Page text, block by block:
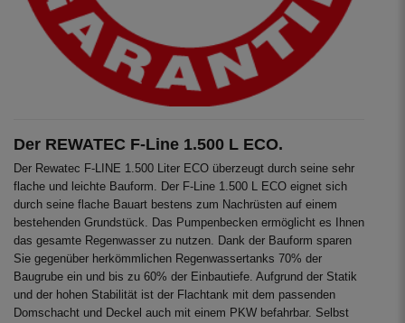
Der REWATEC F-Line 1.500 L ECO.
Der Rewatec F-LINE 1.500 Liter ECO überzeugt durch seine sehr
flache und leichte Bauform. Der F-Line 1.500 L ECO eignet sich
durch seine flache Bauart bestens zum Nachrüsten auf einem
bestehenden Grundstück. Das Pumpenbecken ermöglicht es Ihnen
das gesamte Regenwasser zu nutzen. Dank der Bauform sparen
Sie gegenüber herkömmlichen Regenwassertanks 70% der
Baugrube ein und bis zu 60% der Einbautiefe. Aufgrund der Statik
und der hohen Stabilität ist der Flachtank mit dem passenden
Domschacht und Deckel auch mit einem PKW befahrbar. Selbst